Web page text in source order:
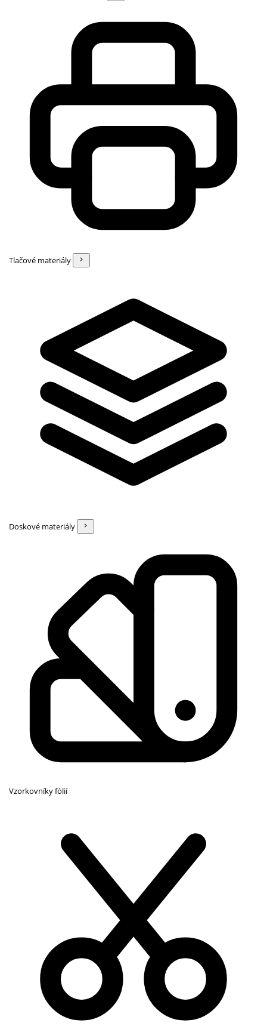
Tlačové materiály
Doskové materiály
Vzorkovníky fólií